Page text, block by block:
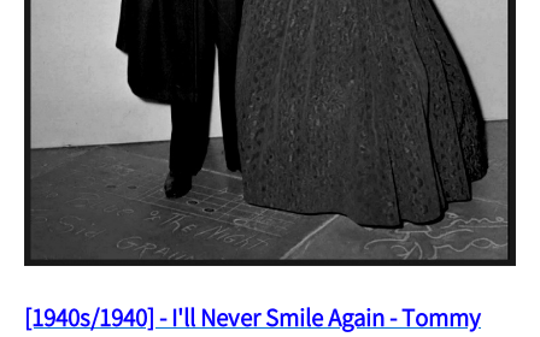
[1940s/1940] - I'll Never Smile Again - Tommy